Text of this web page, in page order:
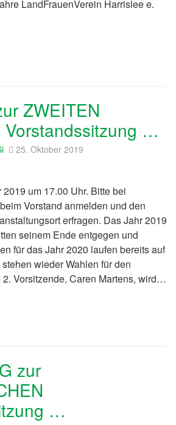
LandFrauenVerein Harrislee e.
ZWEITEN
Vorstandssitzung …
25. Oktober 2019
um 17.00 Uhr. Bitte bei
Vorstand anmelden und den
erfragen. Das Jahr 2019
seinem Ende entgegen und
für das Jahr 2020 laufen bereits auf
wieder Wahlen für den
2. Vorsitzende, Caren Martens, wird…
zur
…